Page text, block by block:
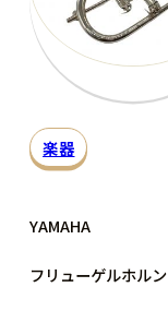
楽器
YAMAHA
フリューゲルホルン